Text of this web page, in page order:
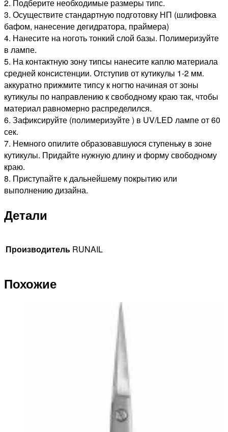
2. Подберите необходимые размеры типс.
3. Осуществите стандартную подготовку НП (шлифовка
бафом, нанесение дeгидратора, праймера)
4. Нанесите на ноготь тонкий слой базы. Полимеризуйте
в лампе.
5. На контактную зону типсы нанесите каплю материала
средней консистенции. Отступив от кутикулы 1-2 мм.
аккуратно прижмите типсу к ногтю начиная от зоны
кутикулы по направлению к свободному краю так, чтобы
материал равномерно распределился.
6. Зафиксируйте (полимеризуйте ) в UV/LED лампе от 60
сек.
7. Немного опилите образовавшуюся ступеньку в зоне
кутикулы. Придайте нужную длину и форму свободному
краю.
8. Приступайте к дальнейшему покрытию или
выполнению дизайна.
Детали
Производитель RUNAIL
Похожие